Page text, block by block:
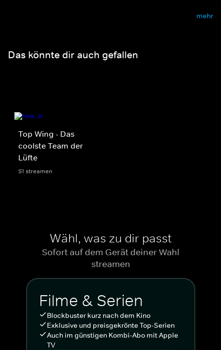
mehr
Das könnte dir auch gefallen
Top Wing - Das
coolste Team der
Lüfte
S1 streamen
Wähl, was zu dir passt
Sofort auf dem Gerät deiner Wahl
streamen
Filme & Serien
Blockbuster kurz nach dem Kino
Exklusive und preisgekrönte Top-Serien
Auch im günstigen Kombi-Abo mit Apple
TV